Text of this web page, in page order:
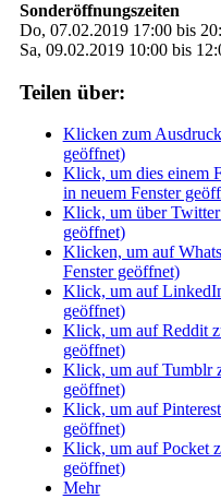
Sonderöffnungszeiten
Do, 07.02.2019 17:00 bis
Sa, 09.02.2019 10:00 bis
Teilen über:
Klicken zum
geöffnet)
Klick, um dies einem
in neuem Fenster
Klick, um über
geöffnet)
Klicken, um auf
Fenster geöffnet)
Klick, um auf
geöffnet)
Klick, um auf Reddit
geöffnet)
Klick, um auf Tumblr
geöffnet)
Klick, um auf
geöffnet)
Klick, um auf Pocket
geöffnet)
Mehr